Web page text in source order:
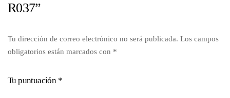
R037”
Tu dirección de correo electrónico no será publicada. Los campos
obligatorios están marcados con *
Tu puntuación *